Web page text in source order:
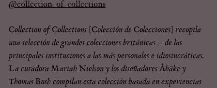
@collection_of_collections
Collection of Collections [Colección de Colecciones] recopila
una selección de grandes colecciones británicas – de las
principales instituciones a las más personales e idiosincráticas.
La curadora Mariah Nielson y los diseñadores Åbäke y
Thomas Bush compilan esta colección basada en experiencias